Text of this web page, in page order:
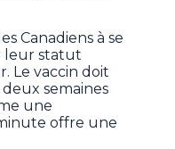
Canadiens à se
leur statut
Le vaccin doit
semaines
une
offre une